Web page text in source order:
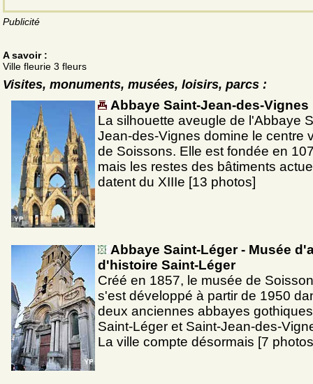
Publicité
A savoir :
Ville fleurie 3 fleurs
Visites, monuments, musées, loisirs, parcs :
Abbaye Saint-Jean-des-Vignes
La silhouette aveugle de l'Abbaye
Jean-des-Vignes domine le centre
de Soissons. Elle est fondée en
mais les restes des bâtiments
datent du XIIIe [13 photos]
Abbaye Saint-Léger - Musée
d'histoire Saint-Léger
Créé en 1857, le musée de
s'est développé à partir de 1950
deux anciennes abbayes
Saint-Léger et Saint-Jean-des-
La ville compte désormais [7